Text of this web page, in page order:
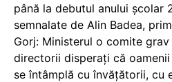
până la debutul anului școlar
semnalate de Alin Badea,
Gorj: Ministerul o comite
directorii disperați că
se întâmplă cu învățătorii, cu